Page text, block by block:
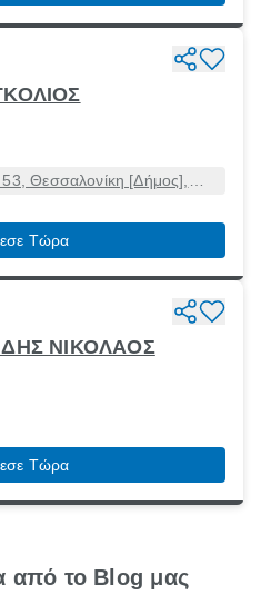
Θεσσαλονίκη [Δήμος],
55240
Τώρα
ΝΙΚΟΛΑΟΣ
Τώρα
από το Blog μας